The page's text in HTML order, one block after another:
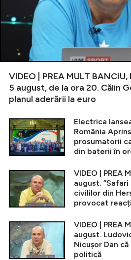
VIDEO | PREA MULT
5 august, de la ora 20. Călin
planul aderării la euro
Electrica
România
prosumatorii
din baterii în
VIDEO | PREA
august.
civililor din
provocat
VIDEO | PREA
august.
Nicușor Dan
politică